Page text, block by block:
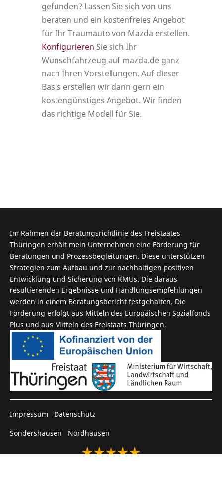
gefunden? Lassen Sie sich von uns
beraten und ein kostenfreies Angebot
für Ihr Traumauto von Mazda erstellen.
Konfigurieren Sie sich Ihr
Wunschfahrzeug auf mazda.de ganz
nach Ihren Vorstellungen. Auf dieser
Basis erstellen wir dann gern ein
kostengünstiges Angebot. Wir finden
das richtige Modell für Sie.
Im Rahmen der Beratungsrichtlinie des Freistaates
Thüringen erhält mein Unternehmen eine Förderung für
Beratungen und Prozessbegleitungen. Diese unterstützen
Strategien zum Aufbau und zur nachhaltigen positiven
Entwicklung und Sicherung von KMUs. Die daraus
resultierenden Ergebnisse und Handlungsempfehlungen
werden in einem Beratungsbericht fest­gehalten. Die
Förderung erfolgt aus Mitteln des Europäischen Sozial­fonds
Plus und aus Mitteln des Freistaats Thüringen.
Impressum Datenschutz
Sondershausen Nordhausen